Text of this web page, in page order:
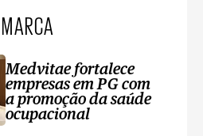
Medvitae fortalece
empresas em PG com
a promoção da saúde
ocupacional